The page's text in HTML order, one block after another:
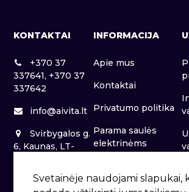
KONTAKTAI
+370 37
337641, +370 37
337642
info@aivita.lt
Svirbygalos g.
6, Kaunas, LT-
INFORMACIJA
Apie mus
Kontaktai
Privatumo politika
Parama saulės
elektrinėms
Svetainėje naudojami slapukai,